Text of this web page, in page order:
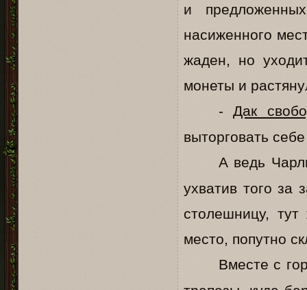
и
насиженного
жаден, но
монеты и
-Дак
выторговать
А ведь
ухватив того за
столешницу,
место, попутно
Вместе с